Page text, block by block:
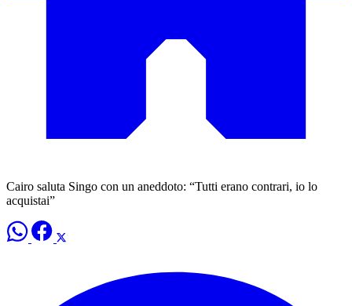
Cairo saluta Singo con un aneddoto: “Tutti erano contrari, io lo
acquistai”